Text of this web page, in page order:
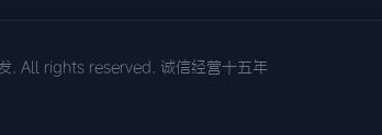
. All rights reserved. 诚信经营十五年